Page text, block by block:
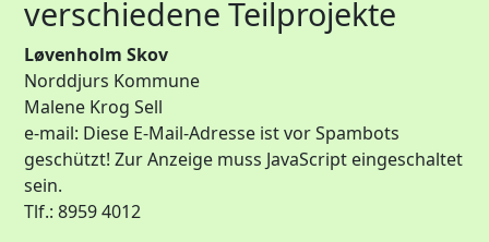
verschiedene Teilprojekte
Løvenholm Skov
Norddjurs Kommune
Malene Krog Sell
e-mail: Diese E-Mail-Adresse ist vor Spambots
geschützt! Zur Anzeige muss JavaScript eingeschaltet
sein.
Tlf.: 8959 4012